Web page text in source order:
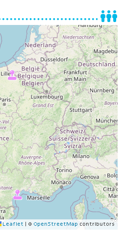
Leaflet © OpenStreetMap contributors